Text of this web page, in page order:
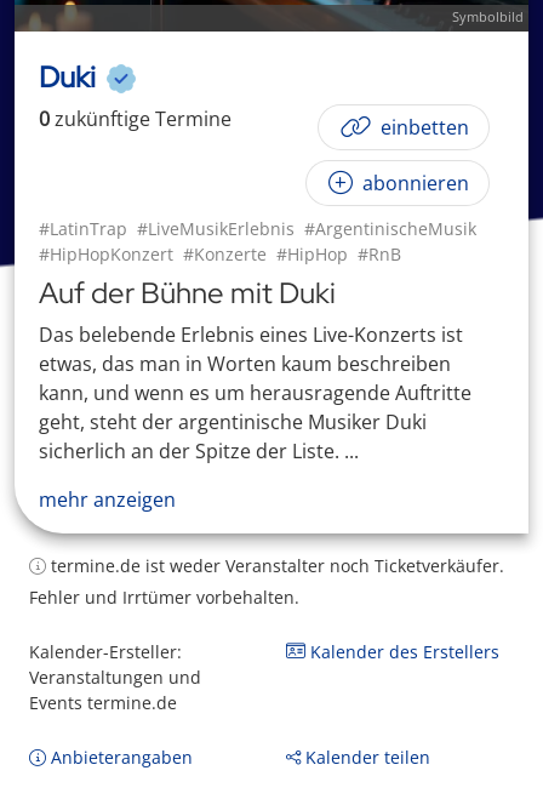
Symbolbild
Duki
0zukünftigeTermine einbetten
abonnieren
#LatinTrap #LiveMusikErlebnis #ArgentinischeMusik
#HipHopKonzert #Konzerte #HipHop #RnB
Auf der Bühne mit Duki
Das belebende Erlebnis eines Live-Konzerts ist
etwas, das man in Worten kaum beschreiben
kann, und wenn es um herausragende Auftritte
geht, steht der argentinische Musiker Duki
sicherlich an der Spitze der Liste. ...
mehr anzeigen
termine.de ist weder Veranstalter noch Ticketverkäufer.
Fehler und Irrtümer vorbehalten.
Kalender-Ersteller:
Veranstaltungen und
Events termine.de
Kalender des Erstellers
Anbieterangaben Kalender teilen